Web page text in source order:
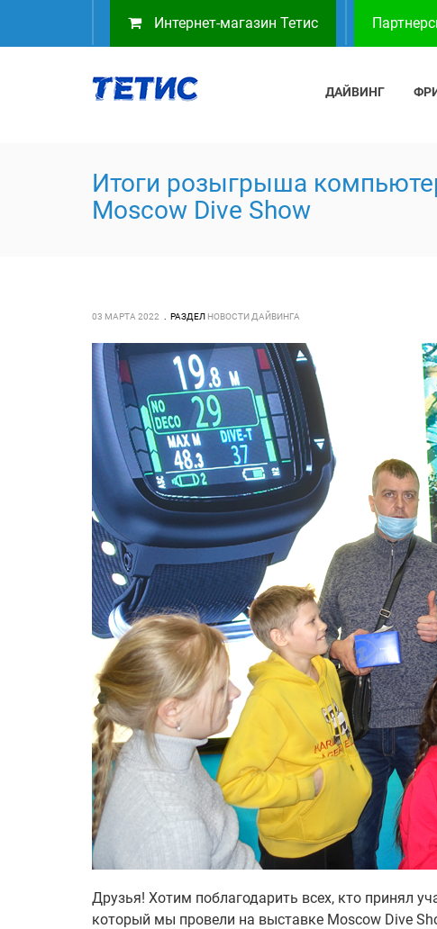
Интернет-магазин Тетис
ДАЙВИНГ
Итоги розыгрыша
Moscow Dive Show
03 МАРТА 2022 РАЗДЕЛ НОВОСТИ ДАЙВИНГА
Друзья! Хотим поблагодарить всех, кто принял
который мы провели на выставке Moscow Dive